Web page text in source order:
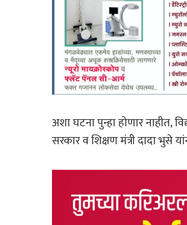
अशा घटना पुन्हा होणार नाहीत,
सरकार व शिक्षण मंत्री दादा